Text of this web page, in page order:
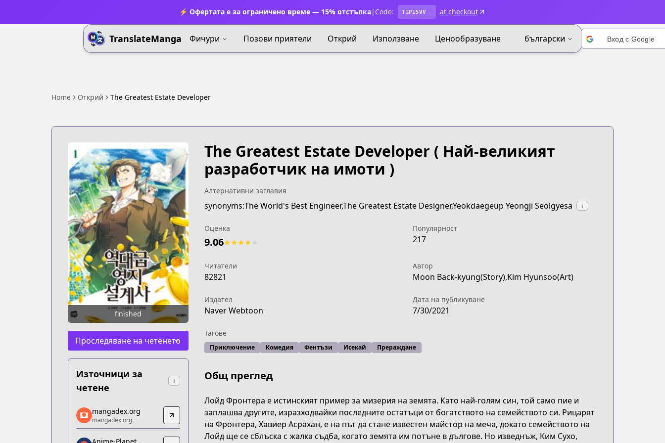
⚡ Офертата е за ограничено време — 15% отстъпка| Code: T1P15VV at checkout
TranslateManga Фичури Позови приятели Открий Използване Ценообразуване български Вход с Google
Home Открий The Greatest Estate Developer
finished
Проследяване на четенето
Източници за
четене
↓
mangadex.org
mangadex.org
https://mangadex.org/title/d7f56ace-cd30-48b9-8b64-afeca0077fca
mangadex.org
mangadex.org
The Greatest Estate Developer ( Най-великият
разработчик на имоти )
Алтернативни заглавия
synonyms:The World's Best Engineer,The Greatest Estate Designer,Yeokdaegeup Yeongji Seolgyesa ↓
Оценка
9.06★★★★
Популярност
217
Читатели
82821
Автор
Moon Back-kyung(Story),Kim Hyunsoo(Art)
Издател
Naver Webtoon
Дата на публикуване
7/30/2021
Тагове
Приключение Комедия Фентъзи Исекай Прераждане
Общ преглед
Лойд Фронтера е истинският пример за мизерия на земята. Като най-голям син, той само пие и
заплашва другите, изразходвайки последните остатъци от богатството на семейството си. Рицарят
на Фронтера, Хавиер Асрахан, е на път да стане известен майстор на меча, докато семейството на
Лойд ще се сблъска с жалка съдба, когато земята им потъне в дългове. Но изведнъж, Ким Сухо,